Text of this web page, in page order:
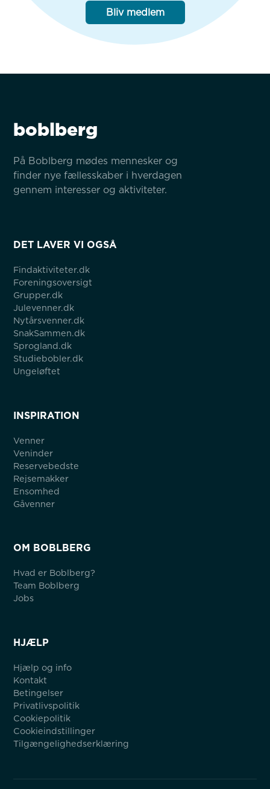
Bliv medlem
boblberg
På Boblberg mødes mennesker og
finder nye fællesskaber i hverdagen
gennem interesser og aktiviteter.
DET LAVER VI OGSÅ
Findaktiviteter.dk
Foreningsoversigt
Grupper.dk
Julevenner.dk
Nytårsvenner.dk
SnakSammen.dk
Sprogland.dk
Studiebobler.dk
Ungeløftet
INSPIRATION
Venner
Veninder
Reservebedste
Rejsemakker
Ensomhed
Gåvenner
OM BOBLBERG
Hvad er Boblberg?
Team Boblberg
Jobs
HJÆLP
Hjælp og info
Kontakt
Betingelser
Privatlivspolitik
Cookiepolitik
Cookieindstillinger
Tilgængelighedserklæring